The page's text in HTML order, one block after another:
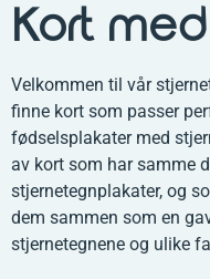
Kort
Velkommen til vår
finne kort som passer
fødselsplakater med
av kort som har samme
stjernetegnplakater, og
dem sammen som en
stjernetegnene og ulike